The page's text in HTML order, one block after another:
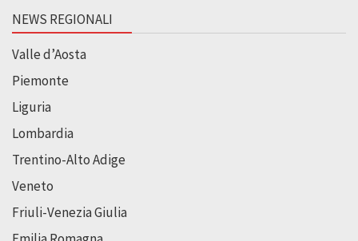
NEWS REGIONALI
Valle d’Aosta
Piemonte
Liguria
Lombardia
Trentino-Alto Adige
Veneto
Friuli-Venezia Giulia